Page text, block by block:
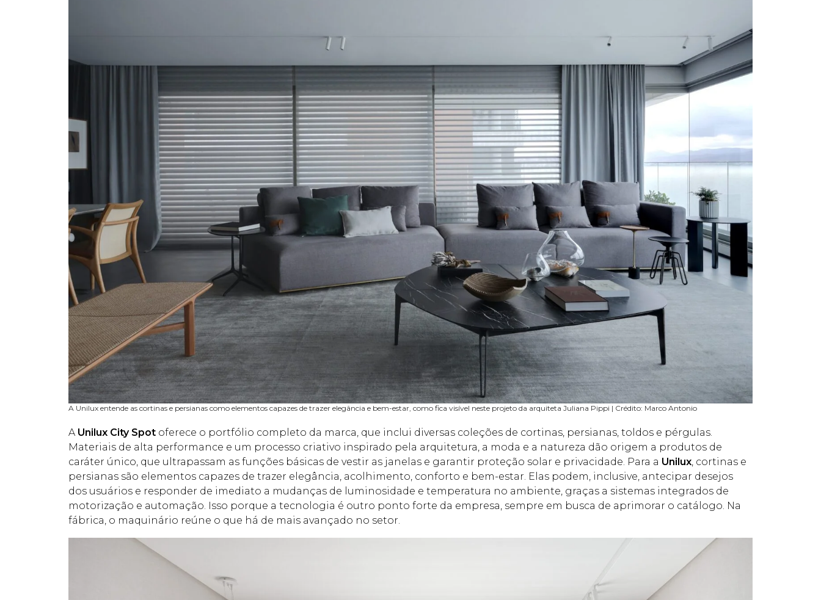
A Unilux entende as cortinas e persianas como elementos capazes de trazer elegância e bem-estar, como fica visível neste projeto da arquiteta Juliana Pippi | Crédito: Marco Antonio
A Unilux City Spot oferece o portfólio completo da marca, que inclui diversas coleções de cortinas, persianas, toldos e pérgulas.
Materiais de alta performance e um processo criativo inspirado pela arquitetura, a moda e a natureza dão origem a produtos de
caráter único, que ultrapassam as funções básicas de vestir as janelas e garantir proteção solar e privacidade. Para a Unilux, cortinas e
persianas são elementos capazes de trazer elegância, acolhimento, conforto e bem-estar. Elas podem, inclusive, antecipar desejos
dos usuários e responder de imediato a mudanças de luminosidade e temperatura no ambiente, graças a sistemas integrados de
motorização e automação. Isso porque a tecnologia é outro ponto forte da empresa, sempre em busca de aprimorar o catálogo. Na
fábrica, o maquinário reúne o que há de mais avançado no setor.